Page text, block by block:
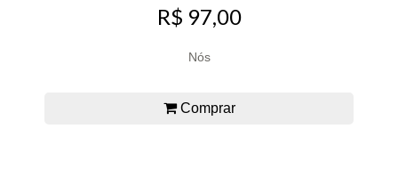
R$ 97,00
Nós
Comprar